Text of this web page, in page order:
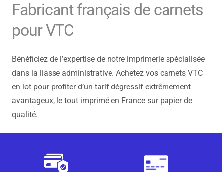
Fabricant français de carnets
pour VTC
Bénéficiez de l’expertise de notre imprimerie spécialisée
dans la liasse administrative. Achetez vos carnets VTC
en lot pour profiter d’un tarif dégressif extrêmement
avantageux, le tout imprimé en France sur papier de
qualité.